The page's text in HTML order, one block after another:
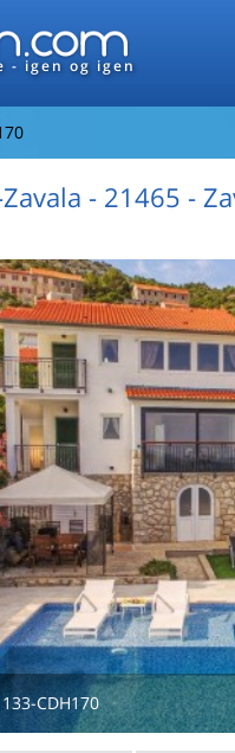
- igen og igen
- 21465 -
133-CDH170